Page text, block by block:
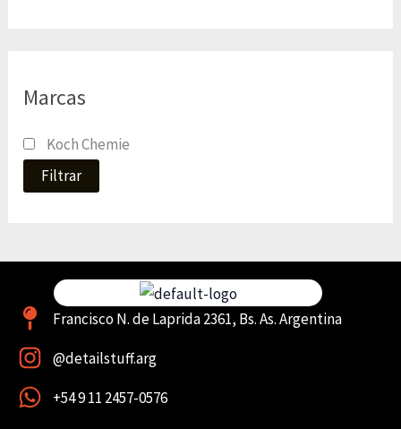
Marcas
Koch Chemie
Filtrar
Francisco N. de Laprida 2361, Bs. As. Argentina
@detailstuff.arg
+54 9 11 2457-0576